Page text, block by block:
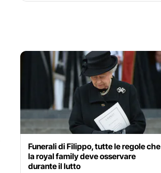
Funerali di Filippo, tutte le regole che
la royal family deve osservare
durante il lutto